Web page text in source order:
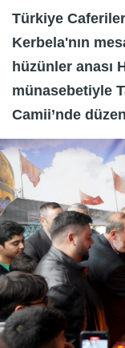
Türkiye
Kerbela'nın
hüzünler anası
münasebetiyle
Camii’nde